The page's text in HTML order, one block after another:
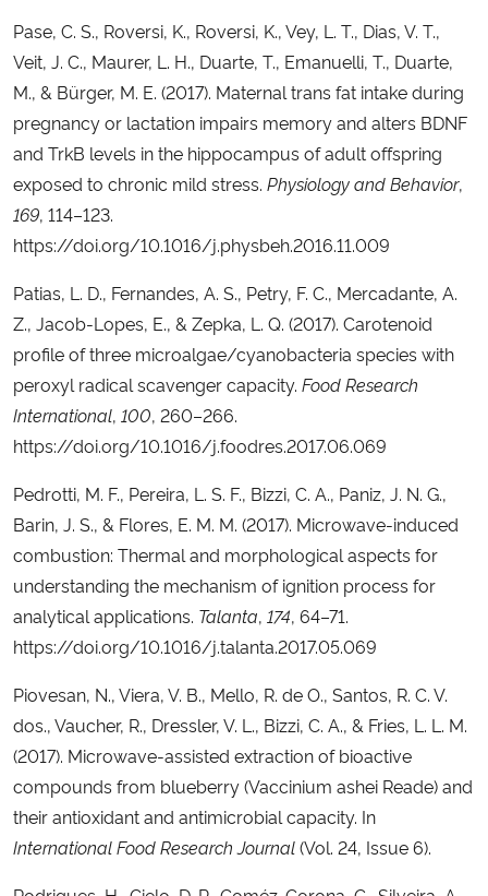
Pase, C. S., Roversi, K., Roversi, K., Vey, L. T., Dias, V. T.,
Veit, J. C., Maurer, L. H., Duarte, T., Emanuelli, T., Duarte,
M., & Bürger, M. E. (2017). Maternal trans fat intake during
pregnancy or lactation impairs memory and alters BDNF
and TrkB levels in the hippocampus of adult offspring
exposed to chronic mild stress. Physiology and Behavior,
169, 114–123.
https://doi.org/10.1016/j.physbeh.2016.11.009
Patias, L. D., Fernandes, A. S., Petry, F. C., Mercadante, A.
Z., Jacob-Lopes, E., & Zepka, L. Q. (2017). Carotenoid
profile of three microalgae/cyanobacteria species with
peroxyl radical scavenger capacity. Food Research
International, 100, 260–266.
https://doi.org/10.1016/j.foodres.2017.06.069
Pedrotti, M. F., Pereira, L. S. F., Bizzi, C. A., Paniz, J. N. G.,
Barin, J. S., & Flores, E. M. M. (2017). Microwave-induced
combustion: Thermal and morphological aspects for
understanding the mechanism of ignition process for
analytical applications. Talanta, 174, 64–71.
https://doi.org/10.1016/j.talanta.2017.05.069
Piovesan, N., Viera, V. B., Mello, R. de O., Santos, R. C. V.
dos., Vaucher, R., Dressler, V. L., Bizzi, C. A., & Fries, L. L. M.
(2017). Microwave-assisted extraction of bioactive
compounds from blueberry (Vaccinium ashei Reade) and
their antioxidant and antimicrobial capacity. In
International Food Research Journal(Vol. 24, Issue 6).